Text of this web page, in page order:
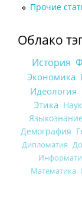
Прочие
Облако
История
Экономика
Идеология
Этика
Языкознание
Демография
Дипломатия
Математика